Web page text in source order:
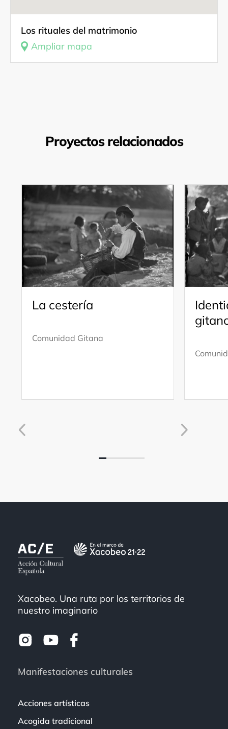
Los rituales del matrimonio
Ampliar mapa
Proyectos relacionados
La cestería
Comunidad Gitana
Xacobeo. Una ruta por los territorios de
nuestro imaginario
Manifestaciones culturales
Acciones artísticas
Acogida tradicional